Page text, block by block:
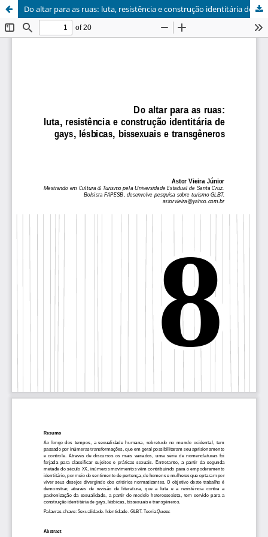
Do altar para as ruas: luta, resistência e construção identitária de gays, lésbicas, bissexuais e transgêneros